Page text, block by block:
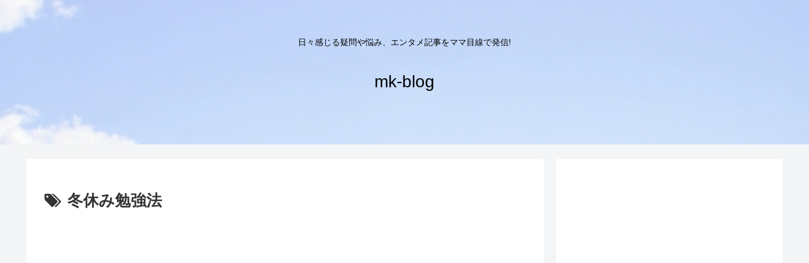
日々感じる疑問や悩み、エンタメ記事をママ目線で発信!
mk-blog
冬休み勉強法